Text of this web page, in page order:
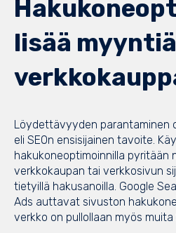
lisää myyntiä
Löydettävyyden parantaminen
eli SEOn ensisijainen tavoite.
hakukoneoptimoinnilla pyritään
verkkokaupan tai verkkosivun
tietyillä hakusanoilla. Google
Ads auttavat sivuston
verkko on pullollaan myös muita